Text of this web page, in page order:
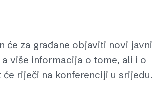
će za građane objaviti novi javni
više informacija o tome, ali i o
riječi na konferenciji u srijedu.